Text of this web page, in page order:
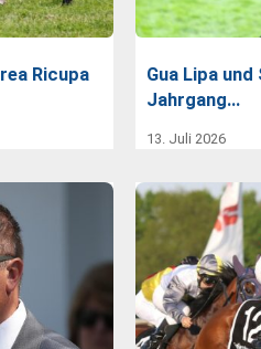
Ricupa
Gua Lipa
Jahrgang…
13. Juli 2026